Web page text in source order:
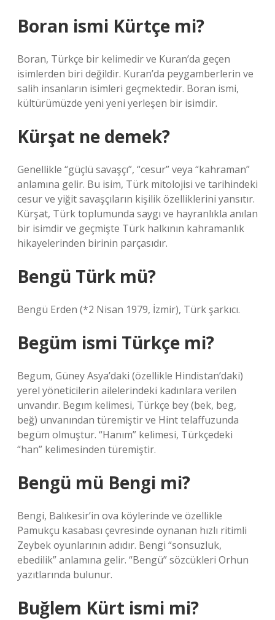
Boran ismi Kürtçe mi?
Boran, Türkçe bir kelimedir ve Kuran’da geçen
isimlerden biri değildir. Kuran’da peygamberlerin ve
salih insanların isimleri geçmektedir. Boran ismi,
kültürümüzde yeni yeni yerleşen bir isimdir.
Kürşat ne demek?
Genellikle “güçlü savaşçı”, “cesur” veya “kahraman”
anlamına gelir. Bu isim, Türk mitolojisi ve tarihindeki
cesur ve yiğit savaşçıların kişilik özelliklerini yansıtır.
Kürşat, Türk toplumunda saygı ve hayranlıkla anılan
bir isimdir ve geçmişte Türk halkının kahramanlık
hikayelerinden birinin parçasıdır.
Bengü Türk mü?
Bengü Erden (*2 Nisan 1979, İzmir), Türk şarkıcı.
Begüm ismi Türkçe mi?
Begum, Güney Asya’daki (özellikle Hindistan’daki)
yerel yöneticilerin ailelerindeki kadınlara verilen
unvandır. Begım kelimesi, Türkçe bey (bek, beg,
beğ) unvanından türemiştir ve Hint telaffuzunda
begüm olmuştur. “Hanım” kelimesi, Türkçedeki
“han” kelimesinden türemiştir.
Bengü mü Bengi mi?
Bengi, Balıkesir’in ova köylerinde ve özellikle
Pamukçu kasabası çevresinde oynanan hızlı ritimli
Zeybek oyunlarının adıdır. Bengi “sonsuzluk,
ebedilik” anlamına gelir. “Bengü” sözcükleri Orhun
yazıtlarında bulunur.
Buğlem Kürt ismi mi?